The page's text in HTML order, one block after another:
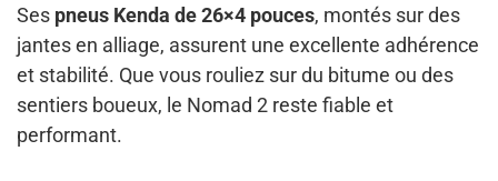
Ses pneus Kenda de 26×4 pouces, montés sur des
jantes en alliage, assurent une excellente adhérence
et stabilité. Que vous rouliez sur du bitume ou des
sentiers boueux, le Nomad 2 reste fiable et
performant.